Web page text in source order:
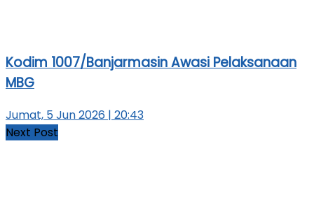
Kodim 1007/Banjarmasin Awasi Pelaksanaan
MBG
Jumat, 5 Jun 2026 | 20:43
Next Post